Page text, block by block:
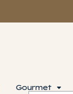
Gourmet